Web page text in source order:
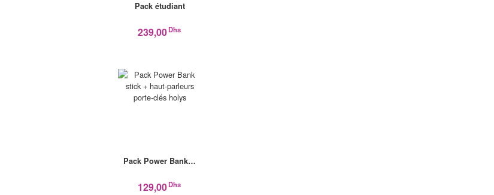
Pack étudiant
239,00Dhs
Pack Power Bank…
129,00Dhs